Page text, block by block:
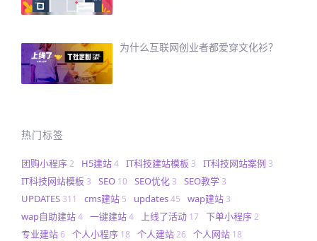
为什么互联网创业者都爱穿文化衫？
热门标签
团购小程序2 H5建站4 IT科技建站模板 3 IT科技网站案例 3
IT科技网站模板 3 SEO 10 SEO优化 3 SEO教学 3
UPDATES 311 cms建站 5 updates45 wap建站 3
wap自助建站4 一键建站4 上线了活动 17 下单小程序2
专业建站6 个人小程序 18 个人建站26 个人网站 18